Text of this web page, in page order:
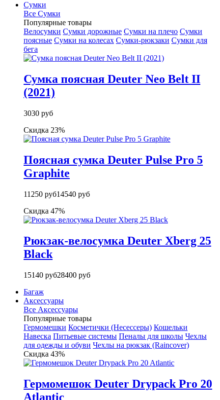
Сумки
Все Сумки
Популярные товары
Велосумки Сумки дорожные Сумки на плечо Сумки
поясные Сумки на колесах Сумки-рюкзаки Сумки для
бега
Сумка поясная Deuter Neo Belt II
(2021)
3030 руб
Скидка 23%
Поясная сумка Deuter Pulse Pro 5
Graphite
11250 руб14540 руб
Скидка 47%
Рюкзак-велосумка Deuter Xberg 25
Black
15140 руб28400 руб
Багаж
Аксессуары
Все Аксессуары
Популярные товары
Гермомешки Косметички (Несессеры) Кошельки
Навеска Питьевые системы Пеналы для школы Чехлы
для одежды и обуви Чехлы на рюкзак (Raincover)
Скидка 43%
Гермомешок Deuter Drypack Pro 20
Atlantic